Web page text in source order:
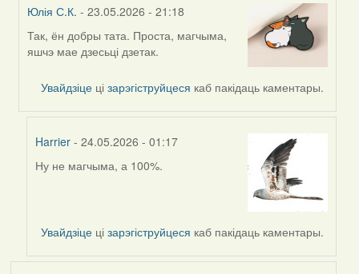
Юлія С.К. - 23.05.2026 - 21:18
In
reply
V
Так, ён добры тата. Проста, магчыма,
яшчэ мае дзесьці дзетак.
Увайдзіце цізарэгіструйцеся каб пакідаць каментары.
Harrier - 24.05.2026 - 01:17
In
Юлія
С.К.
Ну не магчыма, а 100%.
Увайдзіце цізарэгіструйцеся каб пакідаць каментары.